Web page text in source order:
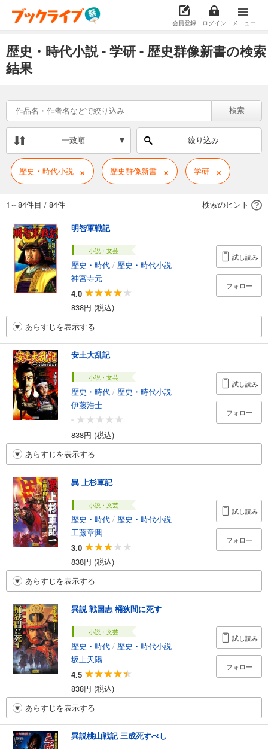
会員登録 ログイン メニュー
歴史・時代小説 - 学研 - 歴史群像新書の検索
結果
検索
一致順 絞り込み
歴史・時代小説 × 歴史群像新書 × 学研 ×
1～84件目 / 84件 検索のヒント
明智軍戦記
小説・文芸
歴史・時代 / 歴史・時代小説
神宮寺元
4.0
838円 (税込)
試し読み
フォロー
あらすじを表示する
安土大乱記
小説・文芸
歴史・時代 / 歴史・時代小説
伊藤浩士
-
838円 (税込)
試し読み
フォロー
あらすじを表示する
異 上杉軍記
小説・文芸
歴史・時代 / 歴史・時代小説
工藤章興
3.0
838円 (税込)
試し読み
フォロー
あらすじを表示する
異説 戦国志 桶狭間に死す
小説・文芸
歴史・時代 / 歴史・時代小説
坂上天陽
4.5
838円 (税込)
試し読み
フォロー
あらすじを表示する
異説桃山戦記 三成死すべし